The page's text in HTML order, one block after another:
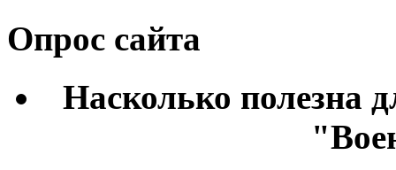
Опрос сайта
Насколько полезна